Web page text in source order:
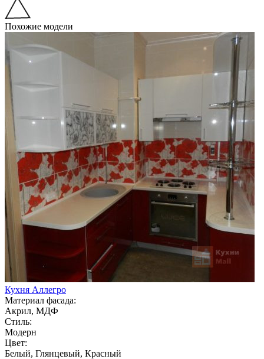
Похожие модели
Кухня Аллегро
Материал фасада:
Акрил, МДФ
Стиль:
Модерн
Цвет:
Белый, Глянцевый, Красный